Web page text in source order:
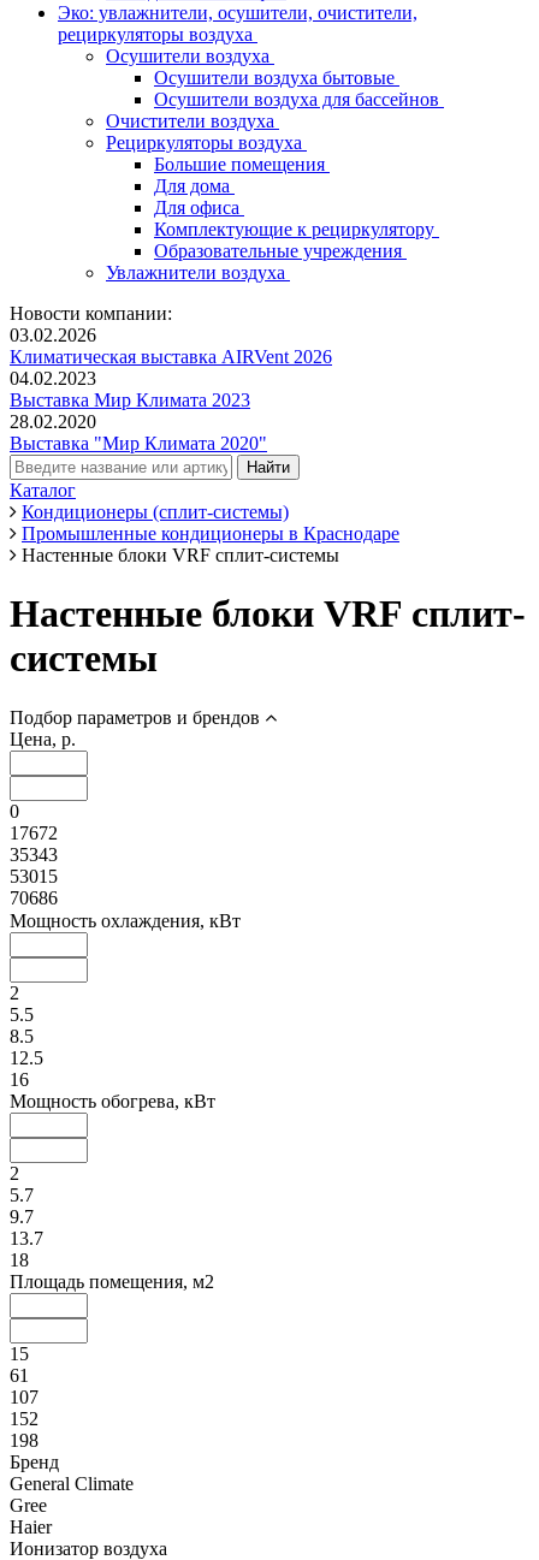
Эко: увлажнители, осушители, очистители,
рециркуляторы воздуха
Осушители воздуха
Осушители воздуха бытовые
Осушители воздуха для бассейнов
Очистители воздуха
Рециркуляторы воздуха
Большие помещения
Для дома
Для офиса
Комплектующие к рециркулятору
Образовательные учреждения
Увлажнители воздуха
Новости компании:
03.02.2026
Климатическая выставка AIRVent 2026
04.02.2023
Выставка Мир Климата 2023
28.02.2020
Выставка "Мир Климата 2020"
Каталог
Кондиционеры (сплит-системы)
Промышленные кондиционеры в Краснодаре
Настенные блоки VRF сплит-системы
Настенные блоки VRF сплит-
системы
Подбор параметров и брендов
Цена, р.
0
17672
35343
53015
70686
Мощность охлаждения, кВт
2
5.5
8.5
12.5
16
Мощность обогрева, кВт
2
5.7
9.7
13.7
18
Площадь помещения, м2
15
61
107
152
198
Бренд
General Climate
Gree
Haier
Ионизатор воздуха